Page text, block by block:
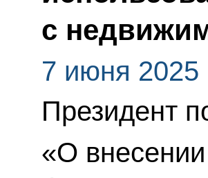
с
7 июня 2025
Президент
«О